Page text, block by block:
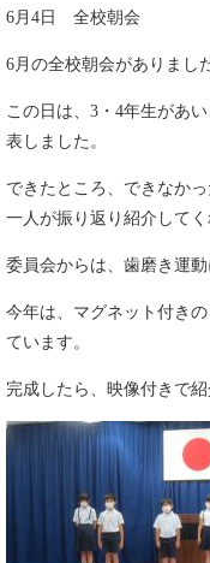
6月4日 全校朝会
6月の全校朝会がありまし
この日は、3・4年生があ
表しました。
できたところ、できなか
一人が振り返り紹介してく
委員会からは、歯磨き運
今年は、マグネット付き
ています。
完成したら、映像付きで